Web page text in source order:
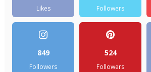
Likes Followers
849
Followers
524
Followers